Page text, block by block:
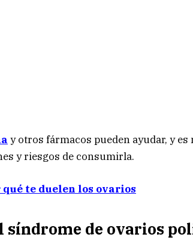
y otros fármacos pueden ayudar, y
y riesgos de consumirla.
qué te duelen los ovarios
síndrome de ovarios